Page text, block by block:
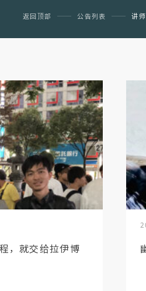
返回顶部 公告列表 讲师
，就交给拉伊博